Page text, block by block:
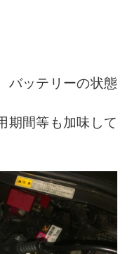
バッテリーの状態
期間等も加味して